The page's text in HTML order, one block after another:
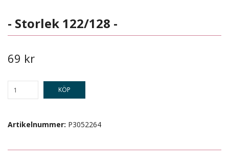
- Storlek 122/128 -
69 kr
KÖP
Artikelnummer: P3052264